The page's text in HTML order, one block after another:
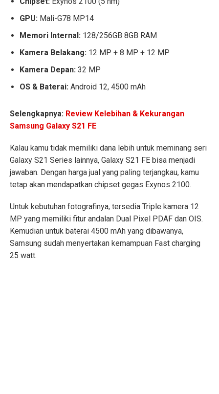
GPU: Mali-G78 MP14
Memori Internal: 128/256GB 8GB RAM
Kamera Belakang: 12 MP + 8 MP + 12 MP
Kamera Depan: 32 MP
OS & Baterai: Android 12, 4500 mAh
Selengkapnya: Review Kelebihan & Kekurangan
Samsung Galaxy S21 FE
Kalau kamu tidak memiliki dana lebih untuk meminang seri
Galaxy S21 Series lainnya, Galaxy S21 FE bisa menjadi
jawaban. Dengan harga jual yang paling terjangkau, kamu
tetap akan mendapatkan chipset gegas Exynos 2100.
Untuk kebutuhan fotografinya, tersedia Triple kamera 12
MP yang memiliki fitur andalan Dual Pixel PDAF dan OIS.
Kemudian untuk baterai 4500 mAh yang dibawanya,
Samsung sudah menyertakan kemampuan Fast charging
25 watt.